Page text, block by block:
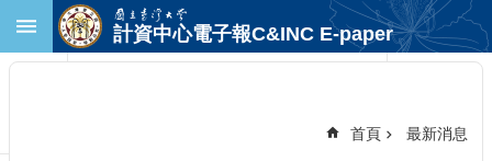
跳到主要內容區塊
計資中心電子報C&INC E-paper
首頁 最新消息